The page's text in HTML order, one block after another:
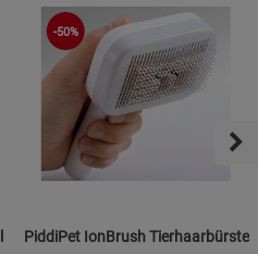
-50%
PiddiPet IonBrush Tierhaarbürste